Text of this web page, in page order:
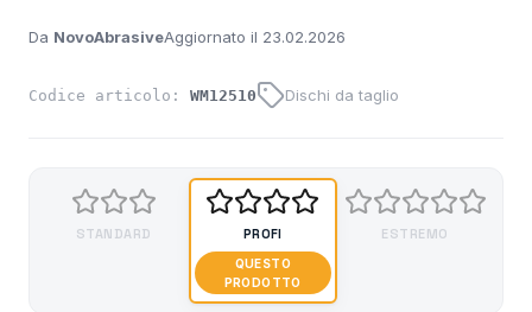
Da NovoAbrasiveAggiornato il 23.02.2026
Codice articolo: WM12510 Dischi da taglio
STANDARD PROFI
QUESTO
PRODOTTO
ESTREMO